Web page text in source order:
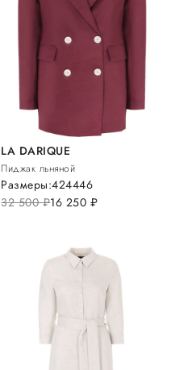
LA DARIQUE
Пиджак льняной
32 500руб.16 250 руб.
Размеры:424446